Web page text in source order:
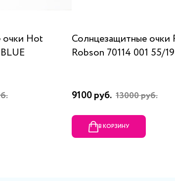
очки Hot
Солнцезащитные очки
Robson 70114 001 55/19
9100 руб. 13000 руб.
В КОРЗИНУ